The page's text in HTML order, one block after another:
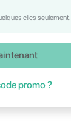
clics seulement.
promo ?